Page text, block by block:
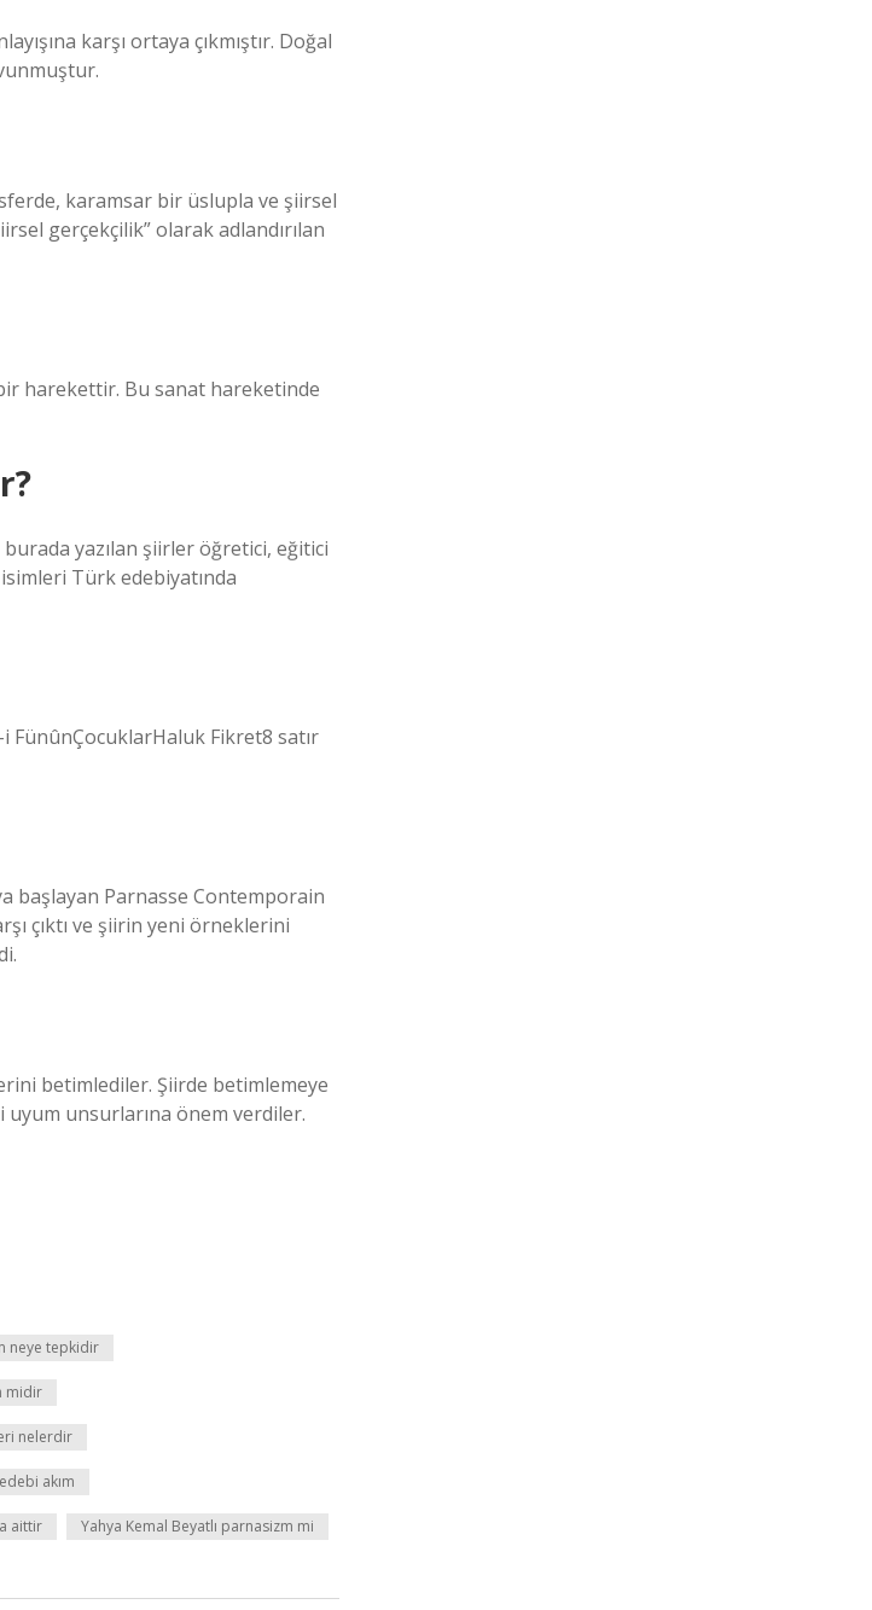
karşı ortaya çıkmıştır. Doğal
karamsar bir üslupla ve şiirsel
gerçekçilik” olarak adlandırılan
harekettir. Bu sanat hareketinde
burada yazılan şiirler öğretici, eğitici
Türk edebiyatında
FünûnÇocuklarHaluk Fikret8 satır
başlayan Parnasse Contemporain
çıktı ve şiirin yeni örneklerini
betimlediler. Şiirde betimlemeye
uyum unsurlarına önem verdiler.
neye tepkidir
midir
nelerdir
akım
aittir Yahya Kemal Beyatlı parnasizm mi